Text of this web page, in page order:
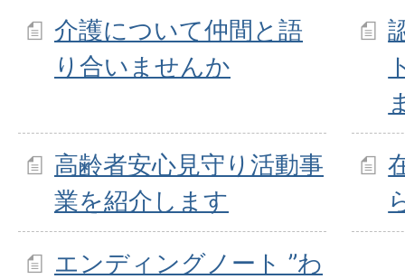
介護について仲間と語
り合いませんか
高齢者安心見守り活動事
業を紹介します
エンディングノート ”わ